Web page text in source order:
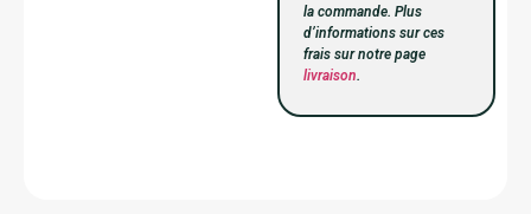
la commande. Plus
d’informations sur ces
frais sur notre page
livraison.